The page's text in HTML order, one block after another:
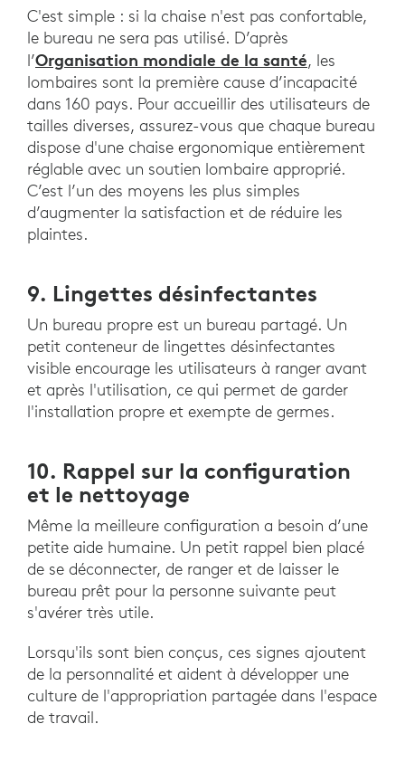
C'est simple : si la chaise n'est pas confortable,
le bureau ne sera pas utilisé. D’après
l’Organisation mondiale de la santé, les
lombaires sont la première cause d’incapacité
dans 160 pays. Pour accueillir des utilisateurs de
tailles diverses, assurez-vous que chaque bureau
dispose d'une chaise ergonomique entièrement
réglable avec un soutien lombaire approprié.
C’est l’un des moyens les plus simples
d’augmenter la satisfaction et de réduire les
plaintes.
9. Lingettes désinfectantes
Un bureau propre est un bureau partagé. Un
petit conteneur de lingettes désinfectantes
visible encourage les utilisateurs à ranger avant
et après l'utilisation, ce qui permet de garder
l'installation propre et exempte de germes.
10. Rappel sur la configuration
et le nettoyage
Même la meilleure configuration a besoin d’une
petite aide humaine. Un petit rappel bien placé
de se déconnecter, de ranger et de laisser le
bureau prêt pour la personne suivante peut
s'avérer très utile.
Lorsqu'ils sont bien conçus, ces signes ajoutent
de la personnalité et aident à développer une
culture de l'appropriation partagée dans l'espace
de travail.